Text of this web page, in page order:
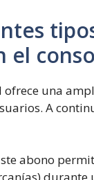
el
una
A
abono